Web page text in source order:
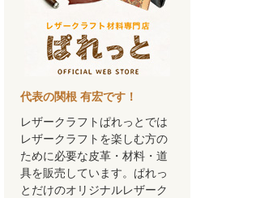
代表の関根 有宏です！
レザークラフトぱれっとでは
レザークラフトを楽しむ方の
ために必要な皮革・材料・道
具を販売しています。ぱれっ
とだけのオリジナルレザーク